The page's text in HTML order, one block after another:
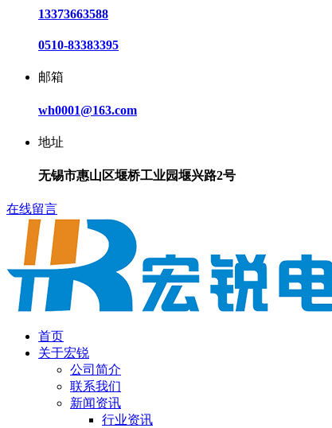
13373663588
0510-83383395
邮箱
wh0001@163.com
地址
无锡市惠山区堰桥工业园堰兴路2号
在线留言
首页
关于宏锐
公司简介
联系我们
新闻资讯
行业资讯